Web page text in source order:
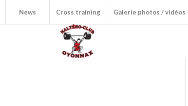
News Cross training Galerie photos / vidéos